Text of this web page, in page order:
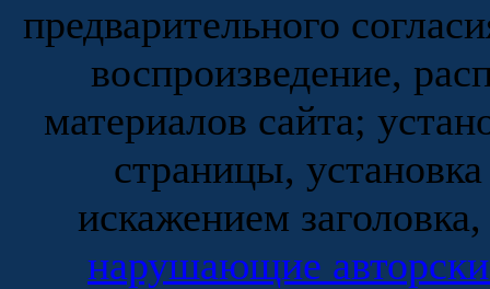
предварительного
воспроизведение,
материалов сайта;
страницы,
искажением
нарушающие